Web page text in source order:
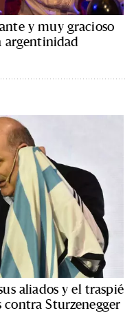
y muy gracioso
argentinidad
aliados y el traspié
contra Sturzenegger